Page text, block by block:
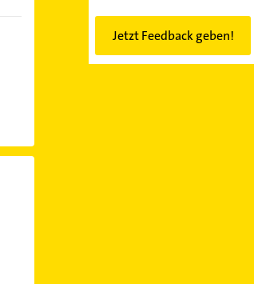
Jetzt Feedback geben!